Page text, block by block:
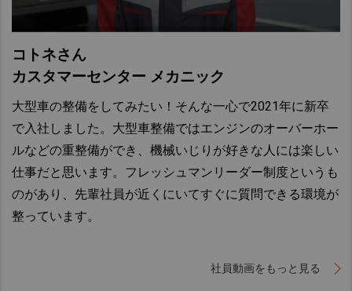
コトネさん
カスタマーセンター メカニック
大型車の整備をしてみたい！そんな一心で2021年に新卒
で入社しました。大型車整備ではエンジンのオーバーホー
ルなどの重整備ができ、機械いじりが好きな人には楽しい
仕事だと思います。フレッシュマンリーダー制度というも
のがあり、先輩社員が近くにいてすぐに質問できる環境が
整っています。
社員動画をもっと見る